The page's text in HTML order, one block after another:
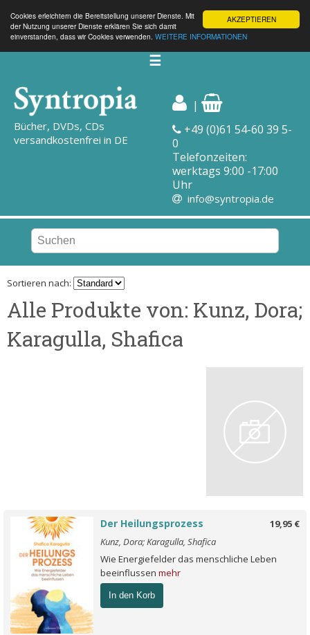
AKZEPTIEREN
Cookies erleichtern die Bereitstellung unserer Dienste. Mit
der Nutzung unserer Dienste erklären Sie sich damit
einverstanden, dass wir Cookies verwenden. WEITERE INFORMATIONEN
☰
Bücher, DVDs, CDs
versandkostenfrei in DE
|
+49 (0)61 54-60 39 5-
0
Telefonzeiten:
werktags 9:00 -17:00
Uhr
info@syntropia.de
Sortieren nach:
Alle Produkte von: Kunz, Dora;
Karagulla, Shafica
19,95 €
Der Heilungsprozess
Kunz, Dora; Karagulla, Shafica
Wie Energiefelder das menschliche Leben
beeinflussen mehr
In den Korb